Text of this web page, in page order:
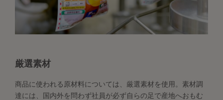
厳選素材
商品に使われる原材料については、厳選素材を使用。素材調
達には、国内外を問わず社員が必ず自らの足で産地へおもむ